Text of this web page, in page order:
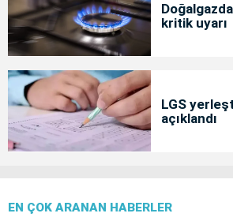
kritik uyarı
LGS
açıklandı
EN ÇOK ARANAN HABERLER